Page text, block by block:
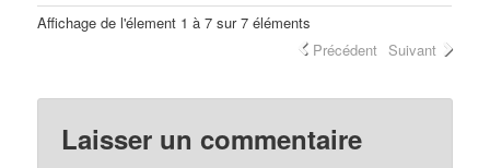
Affichage de l'élement 1 à 7 sur 7 éléments
Précédent Suivant
Laisser un commentaire